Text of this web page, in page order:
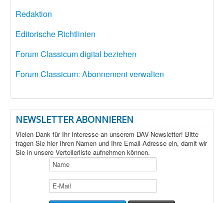
Redaktion
Editorische Richtlinien
Forum Classicum digital beziehen
Forum Classicum: Abonnement verwalten
NEWSLETTER ABONNIEREN
Vielen Dank für Ihr Interesse an unserem DAV-Newsletter! Bitte
tragen Sie hier Ihren Namen und Ihre Email-Adresse ein, damit wir
Sie in unsere Verteilerliste aufnehmen können.